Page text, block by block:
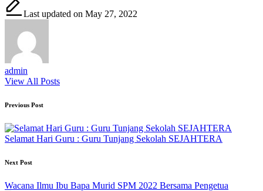
Last updated on May 27, 2022
admin
View All Posts
Post
navigation
Previous Post
Selamat Hari Guru : Guru Tunjang Sekolah SEJAHTERA
Next Post
Wacana Ilmu Ibu Bapa Murid SPM 2022 Bersama Pengetua